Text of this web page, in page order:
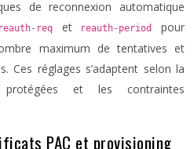
de reconnexion automatique
req et reauth-periodpour
maximum de tentatives et
Ces réglages s’adaptent selon la
et les contraintes
PAC et provisioning